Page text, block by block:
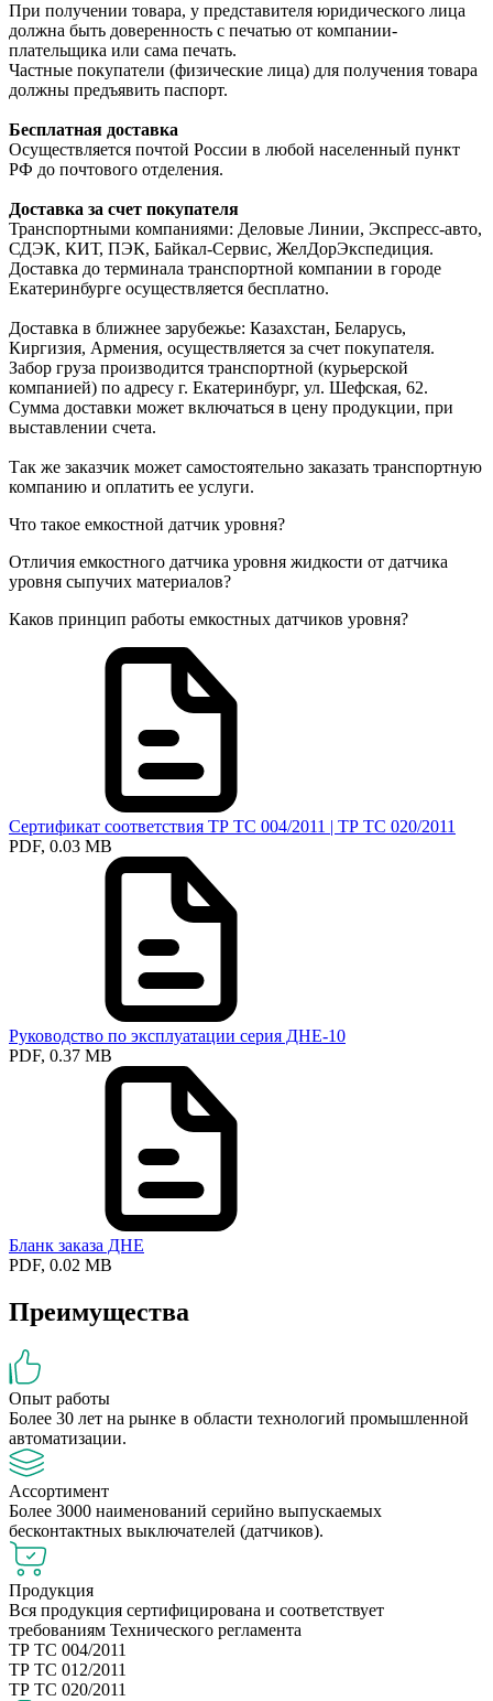
При получении товара, у представителя юридического лица
должна быть доверенность с печатью от компании-
плательщика или сама печать.
Частные покупатели (физические лица) для получения товара
должны предъявить паспорт.
Бесплатная доставка
Осуществляется почтой России в любой населенный пункт
РФ до почтового отделения.
Доставка за счет покупателя
Транспортными компаниями: Деловые Линии, Экспресс-авто,
СДЭК, КИТ, ПЭК, Байкал-Сервис, ЖелДорЭкспедиция.
Доставка до терминала транспортной компании в городе
Екатеринбурге осуществляется бесплатно.
Доставка в ближнее зарубежье: Казахстан, Беларусь,
Киргизия, Армения, осуществляется за счет покупателя.
Забор груза производится транспортной (курьерской
компанией) по адресу г. Екатеринбург, ул. Шефская, 62.
Сумма доставки может включаться в цену продукции, при
выставлении счета.
Так же заказчик может самостоятельно заказать транспортную
компанию и оплатить ее услуги.
Что такое емкостной датчик уровня?
Отличия емкостного датчика уровня жидкости от датчика
уровня сыпучих материалов?
Каков принцип работы емкостных датчиков уровня?
Сертификат соответствия ТР ТС 004/2011 | ТР ТС 020/2011
PDF, 0.03 MB
Руководство по эксплуатации серия ДНЕ-10
PDF, 0.37 MB
Бланк заказа ДНЕ
PDF, 0.02 MB
Преимущества
Опыт работы
Более 30 лет на рынке в области технологий промышленной
автоматизации.
Ассортимент
Более 3000 наименований серийно выпускаемых
бесконтактных выключателей (датчиков).
Продукция
Вся продукция сертифицирована и соответствует
требованиям Технического регламента
ТР ТС 004/2011
ТР ТС 012/2011
ТР ТС 020/2011